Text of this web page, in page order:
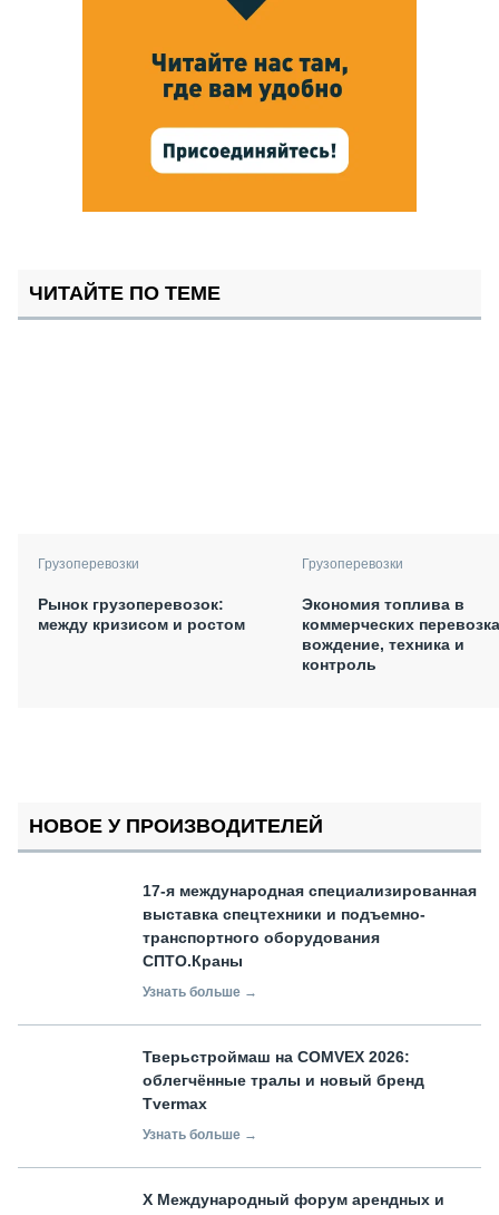
ЧИТАЙТЕ ПО ТЕМЕ
Грузоперевозки
Рынок грузоперевозок:
между кризисом и ростом
Грузоперевозки
Экономия топлива в
коммерческих
вождение, техника и
контроль
НОВОЕ У ПРОИЗВОДИТЕЛЕЙ
17-я международная специализированная
выставка спецтехники и подъемно-
транспортного оборудования
СПТО.Краны
Узнать больше →
Тверьстроймаш на COMVEX 2026:
облегчённые тралы и новый бренд
Tvermax
Узнать больше →
X Международный форум арендных и